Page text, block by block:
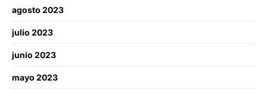
agosto 2023
julio 2023
junio 2023
mayo 2023